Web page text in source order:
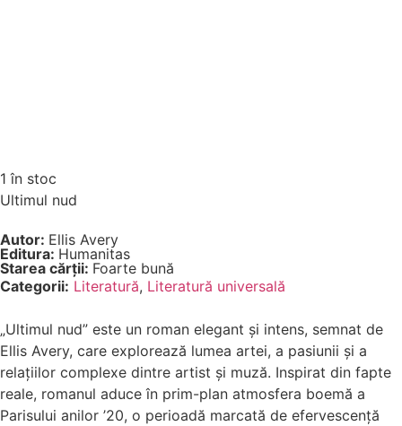
1 în stoc
Ultimul nud
Autor: Ellis Avery
Editura: Humanitas
Starea cărții: Foarte bună
Categorii: Literatură, Literatură universală
„Ultimul nud” este un roman elegant și intens, semnat de
Ellis Avery, care explorează lumea artei, a pasiunii și a
relațiilor complexe dintre artist și muză. Inspirat din fapte
reale, romanul aduce în prim-plan atmosfera boemă a
Parisului anilor ’20, o perioadă marcată de efervescență